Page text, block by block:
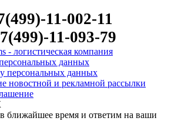
11-002-11
11-093-79
- логистическая компания
данных
персональных данных
новостной и рекламной рассылки
ближайшее время и ответим на ваши